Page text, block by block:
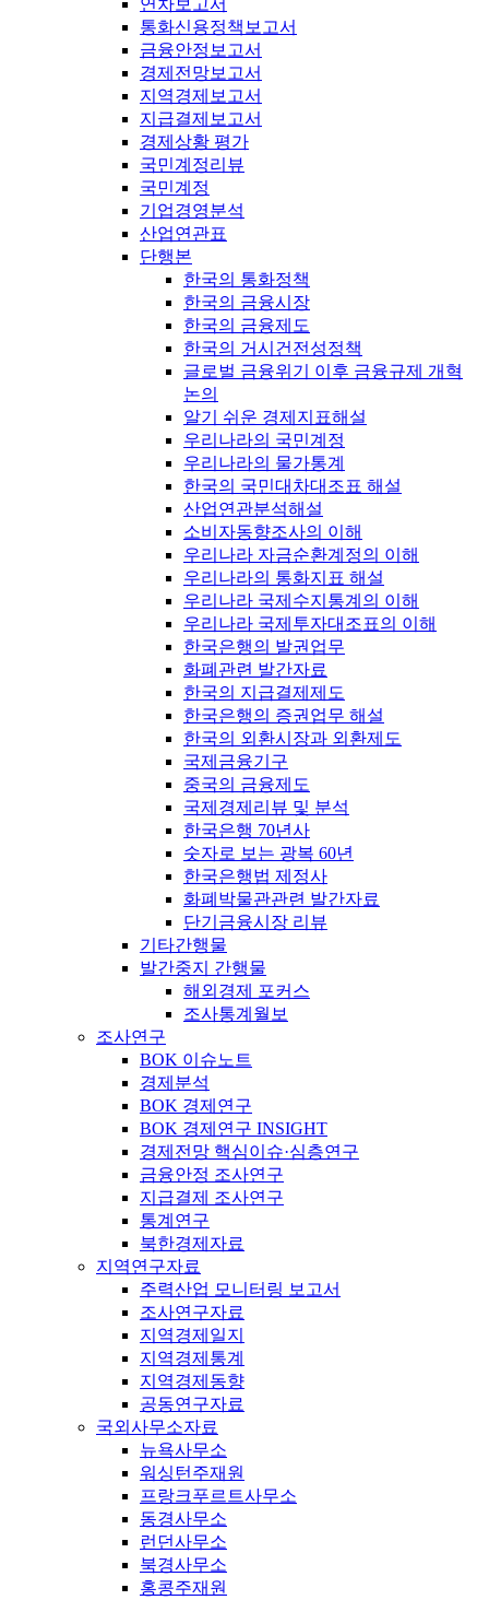
연차보고서
통화신용정책보고서
금융안정보고서
경제전망보고서
지역경제보고서
지급결제보고서
경제상황 평가
국민계정리뷰
국민계정
기업경영분석
산업연관표
단행본
한국의 통화정책
한국의 금융시장
한국의 금융제도
한국의 거시건전성정책
글로벌 금융위기 이후 금융규제 개혁
논의
알기 쉬운 경제지표해설
우리나라의 국민계정
우리나라의 물가통계
한국의 국민대차대조표 해설
산업연관분석해설
소비자동향조사의 이해
우리나라 자금순환계정의 이해
우리나라의 통화지표 해설
우리나라 국제수지통계의 이해
우리나라 국제투자대조표의 이해
한국은행의 발권업무
화폐관련 발간자료
한국의 지급결제제도
한국은행의 증권업무 해설
한국의 외환시장과 외환제도
국제금융기구
중국의 금융제도
국제경제리뷰 및 분석
한국은행 70년사
숫자로 보는 광복 60년
한국은행법 제정사
화폐박물관관련 발간자료
단기금융시장 리뷰
기타간행물
발간중지 간행물
해외경제 포커스
조사통계월보
조사연구
BOK 이슈노트
경제분석
BOK 경제연구
BOK 경제연구 INSIGHT
경제전망 핵심이슈·심층연구
금융안정 조사연구
지급결제 조사연구
통계연구
북한경제자료
지역연구자료
주력산업 모니터링 보고서
조사연구자료
지역경제일지
지역경제통계
지역경제동향
공동연구자료
국외사무소자료
뉴욕사무소
워싱턴주재원
프랑크푸르트사무소
동경사무소
런던사무소
북경사무소
홍콩주재원